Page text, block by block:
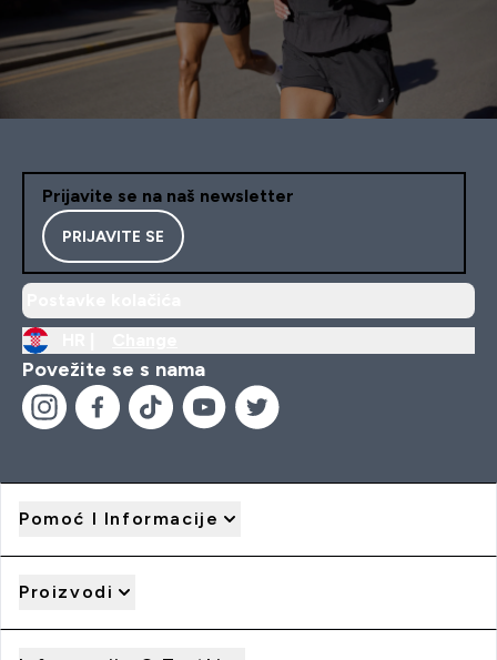
Prijavite se na naš newsletter
PRIJAVITE SE
Povežite se s nama
Pomoć I Informacije
Proizvodi